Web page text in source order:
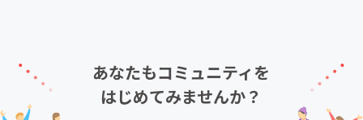
あなたもコミュニティを
はじめてみませんか？